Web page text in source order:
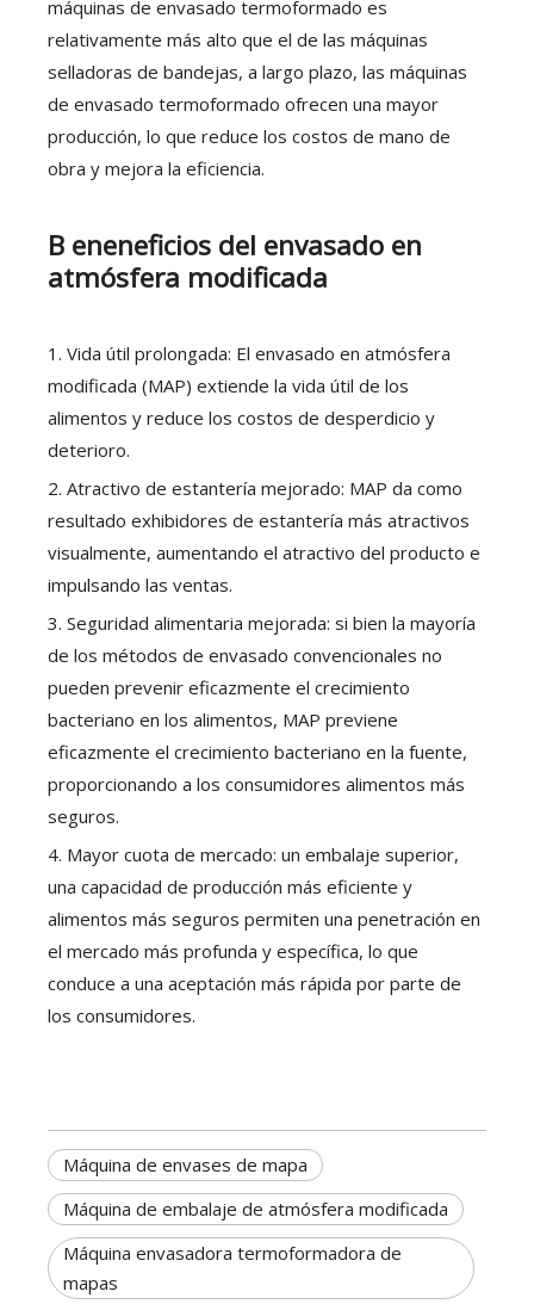
máquinas de envasado termoformado es
relativamente más alto que el de las máquinas
selladoras de bandejas, a largo plazo, las máquinas
de envasado termoformado ofrecen una mayor
producción, lo que reduce los costos de mano de
obra y mejora la eficiencia.
B eneneficios del envasado en
atmósfera modificada
1. Vida útil prolongada: El envasado en atmósfera
modificada (MAP) extiende la vida útil de los
alimentos y reduce los costos de desperdicio y
deterioro.
2. Atractivo de estantería mejorado: MAP da como
resultado exhibidores de estantería más atractivos
visualmente, aumentando el atractivo del producto e
impulsando las ventas.
3. Seguridad alimentaria mejorada: si bien la mayoría
de los métodos de envasado convencionales no
pueden prevenir eficazmente el crecimiento
bacteriano en los alimentos, MAP previene
eficazmente el crecimiento bacteriano en la fuente,
proporcionando a los consumidores alimentos más
seguros.
4. Mayor cuota de mercado: un embalaje superior,
una capacidad de producción más eficiente y
alimentos más seguros permiten una penetración en
el mercado más profunda y específica, lo que
conduce a una aceptación más rápida por parte de
los consumidores.
Máquina de envases de mapa
Máquina de embalaje de atmósfera modificada
Máquina envasadora termoformadora de
mapas